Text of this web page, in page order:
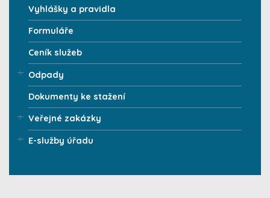
Vyhlášky a pravidla
Formuláře
Ceník služeb
Odpady
Dokumenty ke stažení
Veřejné zakázky
E-služby úřadu